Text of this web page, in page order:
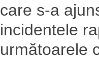
care s-a
incidentele
următoarele